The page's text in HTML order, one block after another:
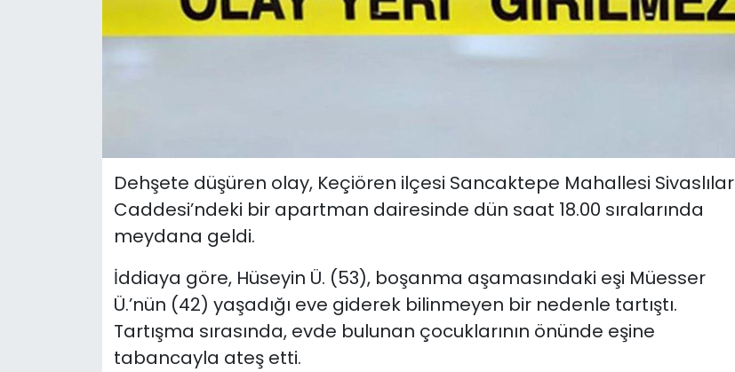
Dehşete düşüren olay, Keçiören ilçesi Sancaktepe Mahallesi Sivaslılar
Caddesi’ndeki bir apartman dairesinde dün saat 18.00 sıralarında
meydana geldi.
İddiaya göre, Hüseyin Ü. (53), boşanma aşamasındaki eşi Müesser
Ü.’nün (42) yaşadığı eve giderek bilinmeyen bir nedenle tartıştı.
Tartışma sırasında, evde bulunan çocuklarının önünde eşine
tabancayla ateş etti.